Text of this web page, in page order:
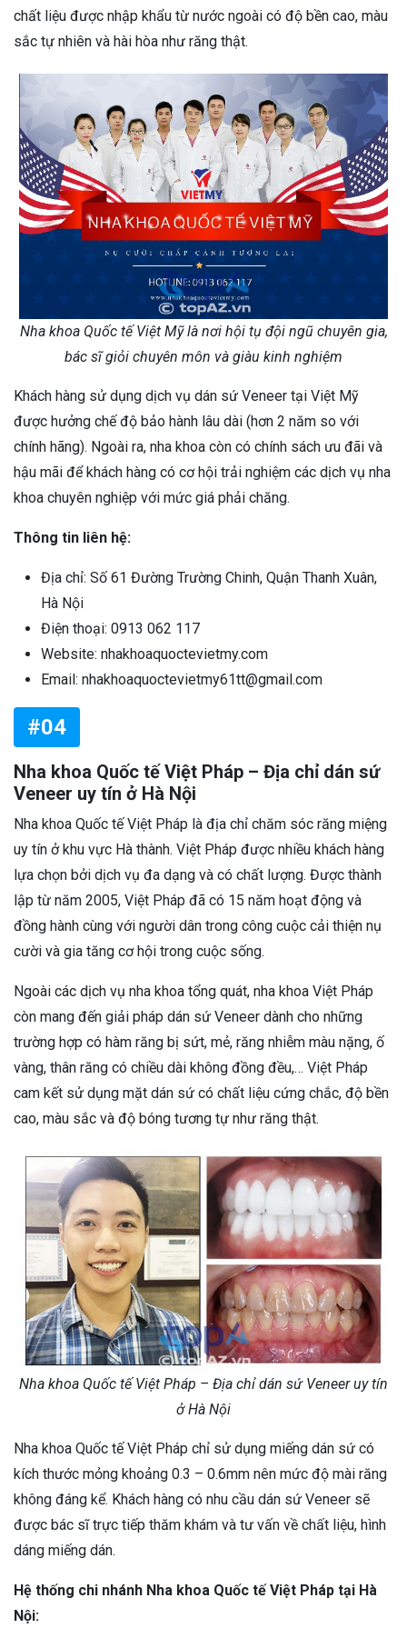
chất liệu được nhập khẩu từ nước ngoài có độ bền cao, màu
sắc tự nhiên và hài hòa như răng thật.
Nha khoa Quốc tế Việt Mỹ là nơi hội tụ đội ngũ chuyên gia,
bác sĩ giỏi chuyên môn và giàu kinh nghiệm
Khách hàng sử dụng dịch vụ dán sứ Veneer tại Việt Mỹ
được hưởng chế độ bảo hành lâu dài (hơn 2 năm so với
chính hãng). Ngoài ra, nha khoa còn có chính sách ưu đãi và
hậu mãi để khách hàng có cơ hội trải nghiệm các dịch vụ nha
khoa chuyên nghiệp với mức giá phải chăng.
Thông tin liên hệ:
Địa chỉ: Số 61 Đường Trường Chinh, Quận Thanh Xuân,
Hà Nội
Điện thoại: 0913 062 117
Website: nhakhoaquoctevietmy.com
Email: nhakhoaquoctevietmy61tt@gmail.com
#04
Nha khoa Quốc tế Việt Pháp – Địa chỉ dán sứ
Veneer uy tín ở Hà Nội
Nha khoa Quốc tế Việt Pháp là địa chỉ chăm sóc răng miệng
uy tín ở khu vực Hà thành. Việt Pháp được nhiều khách hàng
lựa chọn bởi dịch vụ đa dạng và có chất lượng. Được thành
lập từ năm 2005, Việt Pháp đã có 15 năm hoạt động và
đồng hành cùng với người dân trong công cuộc cải thiện nụ
cười và gia tăng cơ hội trong cuộc sống.
Ngoài các dịch vụ nha khoa tổng quát, nha khoa Việt Pháp
còn mang đến giải pháp dán sứ Veneer dành cho những
trường hợp có hàm răng bị sứt, mẻ, răng nhiễm màu nặng, ố
vàng, thân răng có chiều dài không đồng đều,… Việt Pháp
cam kết sử dụng mặt dán sứ có chất liệu cứng chắc, độ bền
cao, màu sắc và độ bóng tương tự như răng thật.
Nha khoa Quốc tế Việt Pháp – Địa chỉ dán sứ Veneer uy tín
ở Hà Nội
Nha khoa Quốc tế Việt Pháp chỉ sử dụng miếng dán sứ có
kích thước mỏng khoảng 0.3 – 0.6mm nên mức độ mài răng
không đáng kể. Khách hàng có nhu cầu dán sứ Veneer sẽ
được bác sĩ trực tiếp thăm khám và tư vấn về chất liệu, hình
dáng miếng dán.
Hệ thống chi nhánh Nha khoa Quốc tế Việt Pháp tại Hà
Nội: